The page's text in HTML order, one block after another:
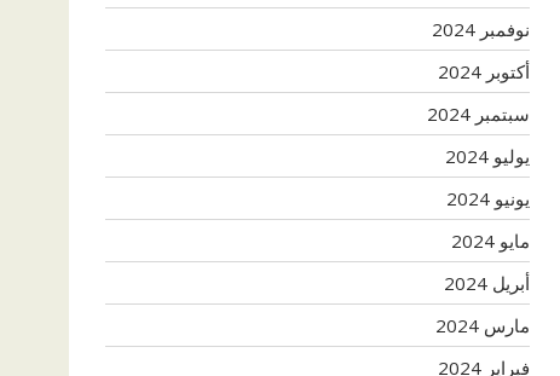
نوفمبر 2024
أكتوبر 2024
سبتمبر 2024
يوليو 2024
يونيو 2024
مايو 2024
أبريل 2024
مارس 2024
فبراير 2024